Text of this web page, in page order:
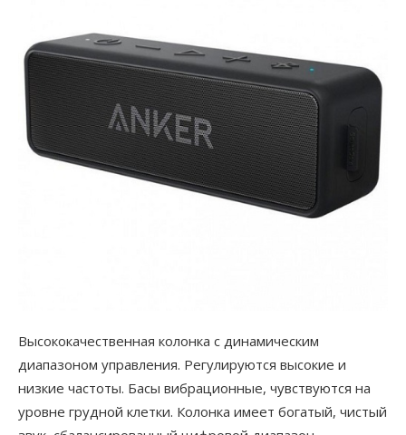
Высококачественная колонка с динамическим
диапазоном управления. Регулируются высокие и
низкие частоты. Басы вибрационные, чувствуются на
уровне грудной клетки. Колонка имеет богатый, чистый